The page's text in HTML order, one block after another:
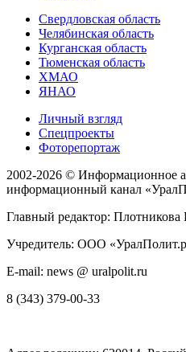
Свердловская область
Челябинская область
Курганская область
Тюменская область
ХМАО
ЯНАО
Личный взгляд
Спецпроекты
Фоторепортаж
2002-2026 © Информационное
информационный канал
Главный редактор:
Учредитель: ООО
E-mail: news @ uralpolit.ru
8 (343) 379-00-33